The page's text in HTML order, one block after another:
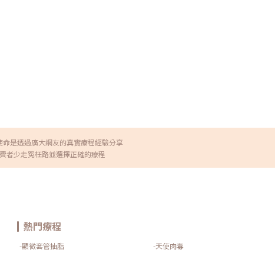
命是透過廣大網友的真實療程經驗分享
者少走冤枉路並選擇正確的療程
熱門療程
-顯微套管抽脂
-天使肉毒